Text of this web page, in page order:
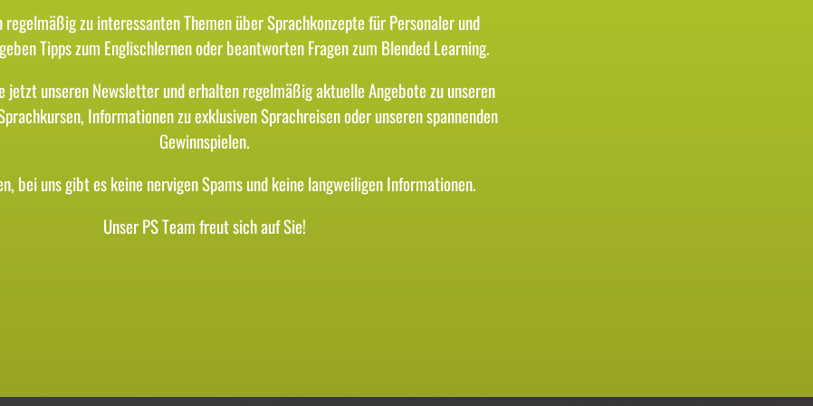
zu interessanten Themen über Sprachkonzepte für Personaler und
Tipps zum Englischlernen oder beantworten Fragen zum Blended Learning.
jetzt unseren Newsletter und erhalten regelmäßig aktuelle Angebote zu unseren
Informationen zu exklusiven Sprachreisen oder unseren spannenden
Gewinnspielen.
bei uns gibt es keine nervigen Spams und keine langweiligen Informationen.
Unser PS Team freut sich auf Sie!